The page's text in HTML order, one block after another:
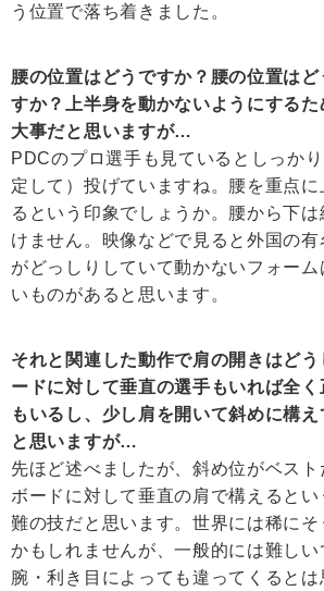
う位置で落ち着きました。
腰の位置はどうですか？腰の位置はど
すか？上半身を動かないようにする
大事だと思いますが…
PDCのプロ選手も見ているとしっか
定して）投げていますね。腰を重点
るという印象でしょうか。腰から下
けません。映像などで見ると外国の有
がどっしりしていて動かないフォー
いものがあると思います。
それと関連した動作で肩の開きはど
ードに対して垂直の選手もいれば全
もいるし、少し肩を開いて斜めに構
と思いますが…
先ほど述べましたが、斜め位がベスト
ボードに対して垂直の肩で構えると
難の技だと思います。世界には稀にそ
かもしれませんが、一般的には難しい
腕・利き目によっても違ってくると